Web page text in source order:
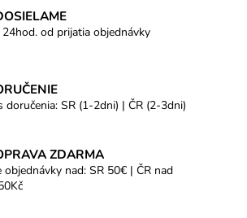
24hod. od prijatia objednávky
doručenia: SR (1-2dni) | ČR (2-3dni)
ZDARMA
objednávky nad: SR 50€ | ČR nad